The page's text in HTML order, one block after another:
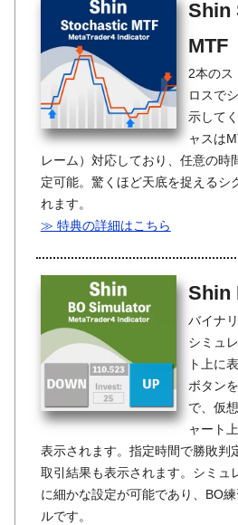
Shin
MTF
2本のス
ロスで
示して
ャスは
レーム）対応しており、任意の時
定可能。驚くほど天底を捉えるシ
れます。
≫ 特典の詳細はこちら
Shin
バイナ
シミュ
ト上に
ボタン
で、仮
ャート
表示されます。指定時間で勝敗判
取引結果も表示されます。シミュ
に細かな設定が可能であり、BO
ルです。